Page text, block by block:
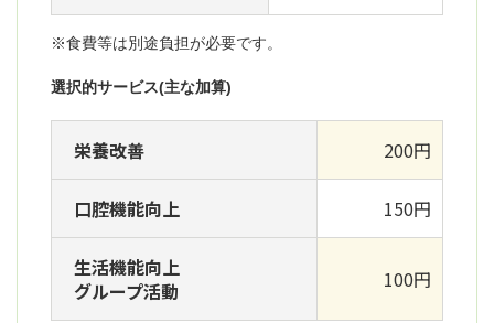
※食費等は別途負担が必要です。
選択的サービス(主な加算)
栄養改善 200円
口腔機能向上 150円
生活機能向上
グループ活動
100円